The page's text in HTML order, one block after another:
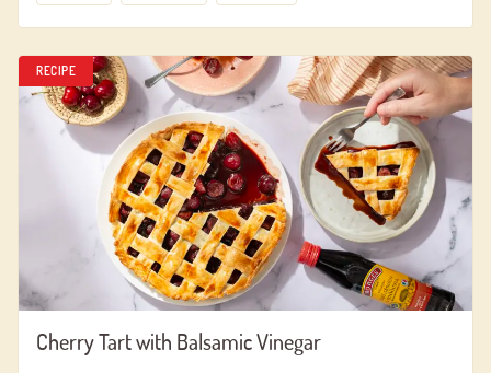
RECIPE
Cherry Tart with Balsamic Vinegar